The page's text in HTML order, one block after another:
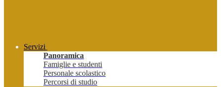
Servizi
Panoramica
Famiglie e studenti
Personale scolastico
Percorsi di studio